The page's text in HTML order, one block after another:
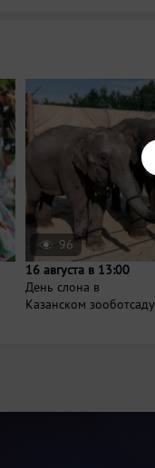
96
16 августа в 13:00
День слона в
Казанском зооботсаду